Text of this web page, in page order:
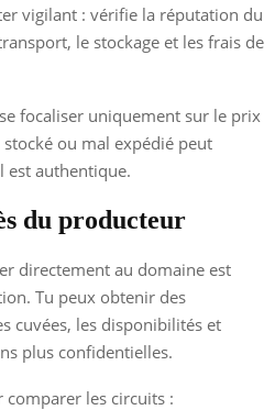
vigilant : vérifie la réputation du
le stockage et les frais de
focaliser uniquement sur le prix
ou mal expédié peut
est authentique.
du producteur
directement au domaine est
Tu peux obtenir des
cuvées, les disponibilités et
plus confidentielles.
les circuits :